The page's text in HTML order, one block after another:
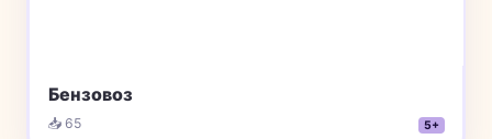
Бензовоз
📥 65 5+